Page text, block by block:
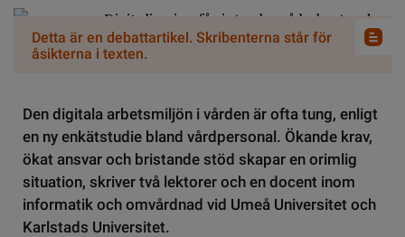
Detta är en debattartikel. Skribenterna står för
åsikterna i texten.
Den digitala arbetsmiljön i vården är ofta tung, enligt
en ny enkätstudie bland vårdpersonal. Ökande krav,
ökat ansvar och bristande stöd skapar en orimlig
situation, skriver två lektorer och en docent inom
informatik och omvårdnad vid Umeå Universitet och
Karlstads Universitet.